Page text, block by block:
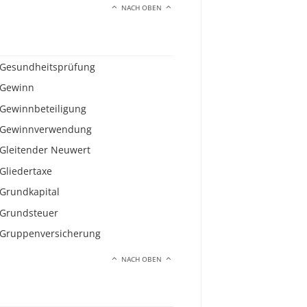
NACH OBEN
Gesundheitsprüfung
Gewinn
Gewinnbeteiligung
Gewinnverwendung
Gleitender Neuwert
Gliedertaxe
Grundkapital
Grundsteuer
Gruppenversicherung
NACH OBEN